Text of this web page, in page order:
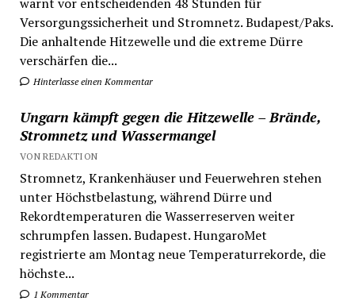
Versorgungssicherheit und Stromnetz. Budapest/Paks.
Die anhaltende Hitzewelle und die extreme Dürre
verschärfen die...
Hinterlasse einen Kommentar
Ungarn kämpft gegen die Hitzewelle – Brände,
Stromnetz und Wassermangel
VON REDAKTION
Stromnetz, Krankenhäuser und Feuerwehren stehen
unter Höchstbelastung, während Dürre und
Rekordtemperaturen die Wasserreserven weiter
schrumpfen lassen. Budapest. HungaroMet
registrierte am Montag neue Temperaturrekorde, die
höchste...
1 Kommentar